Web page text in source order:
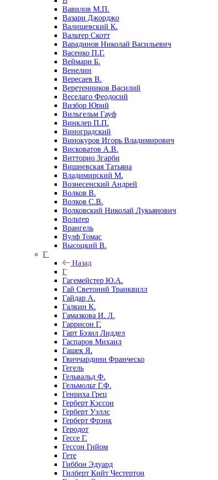
Вавилов М.П.
Вазари Джорджо
Валишевский К.
Вальтер Скотт
Варадинов Николай Васильевич
Васенко П.Г.
Веймарн Б.
Венелин
Вересаев В.
Веретенников Василий
Веселаго Феодосий
Визбор Юрий
Вильгельм Гауф
Винклер П.П.
Виноградский
Винокуров Игорь Владимирович
Висковатов А.В.
Витторио Згарби
Вишневская Татьяна
Владимирский М.
Вознесенский Андрей
Волков В.
Волков С.В.
Волковский Николай Лукьянович
Вольтер
Врангель
Вулф Томас
Высоцкий В.
Г
Назад
Г
Гагемейстер Ю.А.
Гай Светоний Транквилл
Гайдар А.
Галкин К.
Гамазкова И. Л.
Гаррисон Г.
Гарт Бэзил Лиддел
Гаспаров Михаил
Гашек Я.
Гвиччардини Франческо
Гегель
Гельвальд Ф.
Гельмольт Г.Ф.
Генриха Грец
Герберт Кэссон
Герберт Уэллс
Герберт Фрэнк
Геродот
Гессе Г.
Гессон Гийом
Гете
Гиббон Эдуард
Гилберт Кийт Честертон